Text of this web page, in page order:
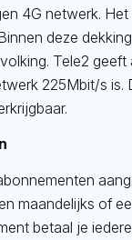
4G netwerk.
deze
Tele2 geeft
225Mbit/s is.
maandelijks of
betaal je